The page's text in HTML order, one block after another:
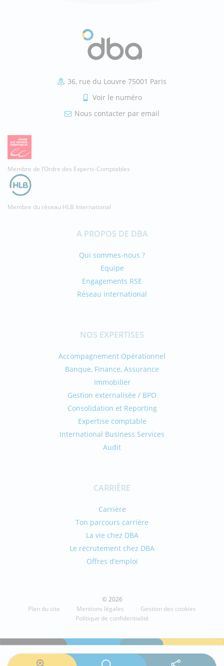
36, rue du Louvre 75001 Paris
Voir le numéro
Nous contacter par email
Membre de l’Ordre des Experts-Comptables
Membre du réseau HLB International
A PROPOS DE DBA
Qui sommes-nous ?
Equipe
Engagements RSE
Réseau international
NOS EXPERTISES
Accompagnement Opérationnel
Banque, Finance, Assurance
Immobilier
Gestion externalisée / BPO
Consolidation et Reporting
Expertise comptable
International Business Services
Audit
CARRIÈRE
Carrière
Ton parcours carrière
La vie chez DBA
Le recrutement chez DBA
Offres d’emploi
© 2026
Plan du site
Mentions légales
Gestion des cookies
Politique de confidentialité